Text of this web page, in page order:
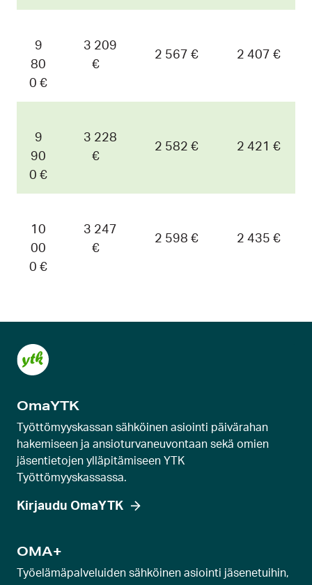
9
80
0 €
3 209
€
2 567 € 2 407 €
9
90
0 €
3 228
€
2 582 € 2 421 €
10
00
0 €
3 247
€
2 598 € 2 435 €
OmaYTK
Työttömyyskassan sähköinen asiointi päivärahan
hakemiseen ja ansioturvaneuvontaan sekä omien
jäsentietojen ylläpitämiseen YTK
Työttömyyskassassa.
Kirjaudu OmaYTK
OMA+
Työelämäpalveluiden sähköinen asiointi jäsenetuihin,